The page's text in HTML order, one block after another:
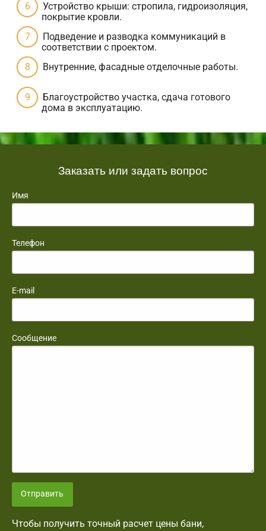
Устройство крыши: стропила, гидроизоляция,
покрытие кровли.
Подведение и разводка коммуникаций в
соответствии с проектом.
Внутренние, фасадные отделочные работы.
Благоустройство участка, сдача готового
дома в эксплуатацию.
Заказать или задать вопрос
Имя
Телефон
E-mail
Сообщение
Отправить
Чтобы получить точный расчет цены бани,